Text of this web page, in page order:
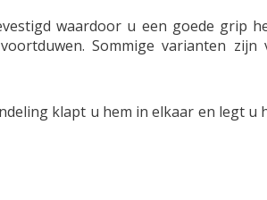
waardoor u een goede grip
Sommige varianten zijn
klapt u hem in elkaar en legt u